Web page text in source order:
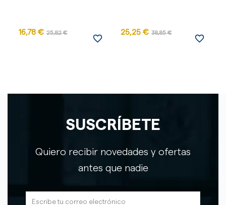
16,78 € 25,82 €
favorite_border
25,25 € 38,85 €
favorite_border
SUSCRÍBETE
Quiero recibir novedades y ofertas
antes que nadie